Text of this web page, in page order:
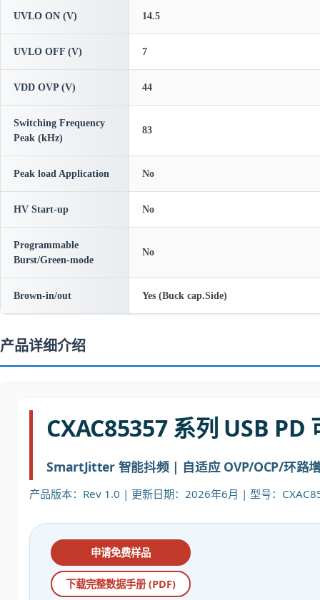
UVLO ON (V) 14.5
UVLO OFF (V) 7
VDD OVP (V) 44
Switching Frequency
Peak (kHz)
83
Peak load Application No
HV Start-up No
Programmable
Burst/Green-mode
No
Brown-in/out Yes (Buck cap.Side)
产品详细介绍
CXAC85357 系列 USB
SmartJitter 智能抖频 | 自适应 OVP/OCP/环路
产品版本：Rev 1.0 | 更新日期：2026年6月 | 型号：
申请免费样品
下载完整数据手册 (PDF)